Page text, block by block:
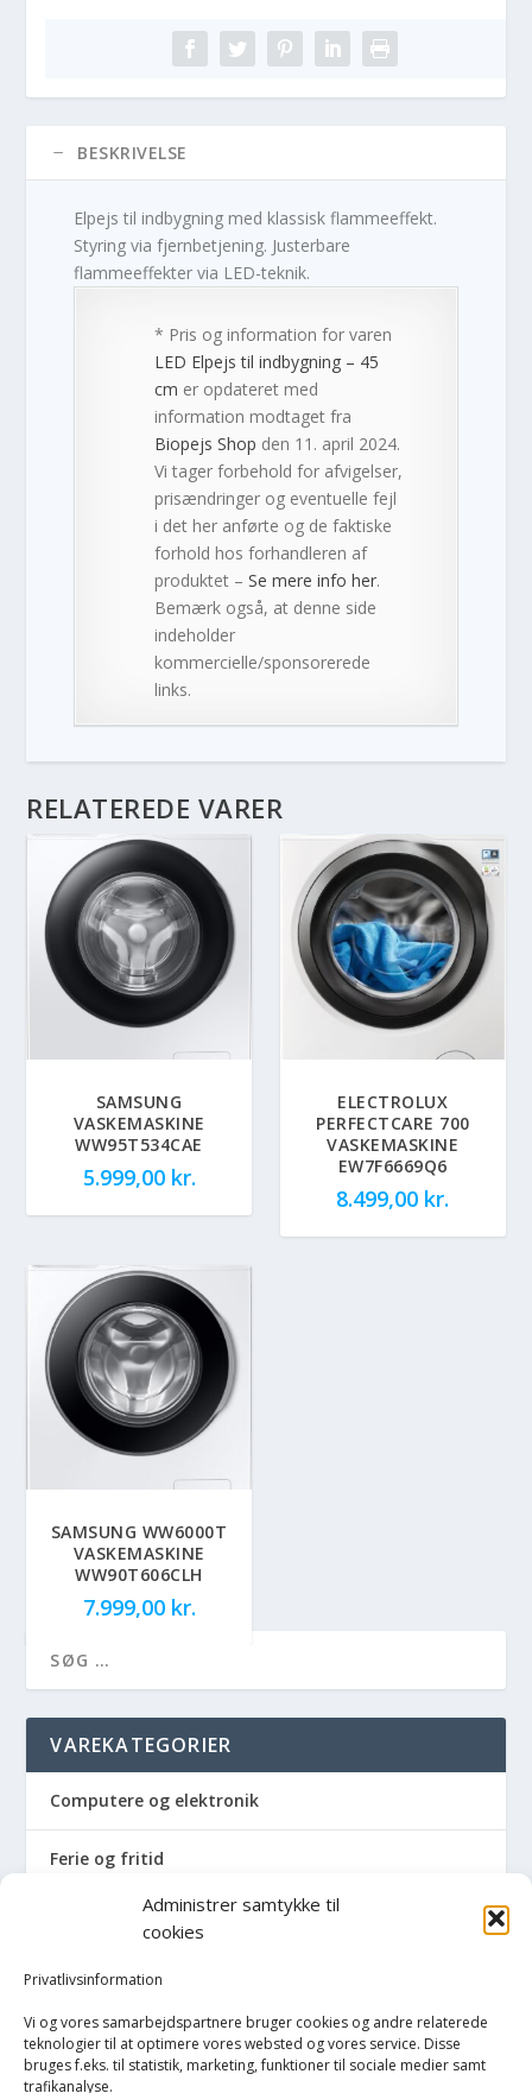
Administrer samtykke til
cookies
Privatlivsinformation
Vi og vores samarbejdspartnere bruger cookies og andre relaterede
teknologier til at optimere vores websted og vores service. Disse
bruges f.eks. til statistik, marketing, funktioner til sociale medier samt
trafikanalyse.
BESKRIVELSE
Elpejs til indbygning med klassisk flammeeffekt.
Styring via fjernbetjening. Justerbare
flammeeffekter via LED-teknik.
* Pris og information for varen
LED Elpejs til indbygning – 45
cm er opdateret med
information modtaget fra
Biopejs Shop den 11. april 2024.
Vi tager forbehold for afvigelser,
prisændringer og eventuelle fejl
i det her anførte og de faktiske
forhold hos forhandleren af
produktet –Se mere info her.
Bemærk også, at denne side
indeholder
kommercielle/sponsorerede
links.
RELATEREDE VARER
SAMSUNG
VASKEMASKINE
WW95T534CAE
5.999,00 kr.
ELECTROLUX
PERFECTCARE 700
VASKEMASKINE
EW7F6669Q6
8.499,00 kr.
SAMSUNG WW6000T
VASKEMASKINE
WW90T606CLH
7.999,00 kr.
VAREKATEGORIER
Computere og elektronik
Ferie og fritid
Hus og have
Havemaskiner
Hvidevarer